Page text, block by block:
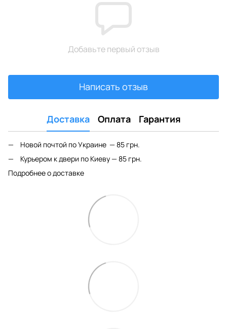
Добавьте первый отзыв
Написать отзыв
Доставка Оплата Гарантия
Новой почтой по Украине — 85 грн.
Курьером к двери по Киеву — 85 грн.
Подробнее о доставке